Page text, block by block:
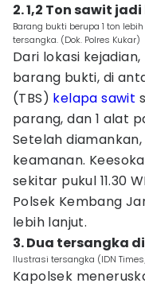
2. 1,2 Ton sawit
Barang bukti berupa 1 ton
tersangka. (Dok. Polres Kukar)
Dari lokasi
barang bukti, di
(TBS) kelapa sawit
parang, dan 1 alat
Setelah
keamanan.
sekitar pukul 11.30
Polsek Kembang
lebih lanjut.
3. Dua tersangka
Ilustrasi tersangka (IDN
Kapolsek